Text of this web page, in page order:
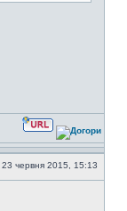
23 червня 2015, 15:13